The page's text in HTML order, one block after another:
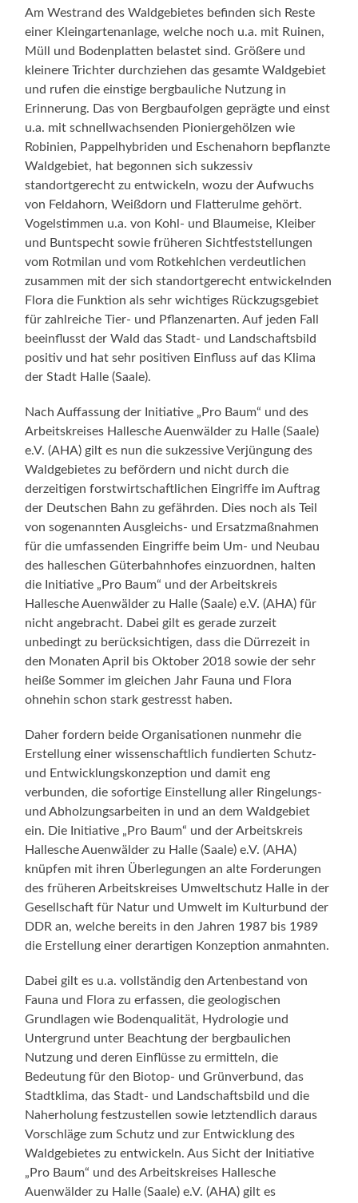
Am Westrand des Waldgebietes befinden sich Reste
einer Kleingartenanlage, welche noch u.a. mit Ruinen,
Müll und Bodenplatten belastet sind. Größere und
kleinere Trichter durchziehen das gesamte Waldgebiet
und rufen die einstige bergbauliche Nutzung in
Erinnerung. Das von Bergbaufolgen geprägte und einst
u.a. mit schnellwachsenden Pioniergehölzen wie
Robinien, Pappelhybriden und Eschenahorn bepflanzte
Waldgebiet, hat begonnen sich sukzessiv
standortgerecht zu entwickeln, wozu der Aufwuchs
von Feldahorn, Weißdorn und Flatterulme gehört.
Vogelstimmen u.a. von Kohl- und Blaumeise, Kleiber
und Buntspecht sowie früheren Sichtfeststellungen
vom Rotmilan und vom Rotkehlchen verdeutlichen
zusammen mit der sich standortgerecht entwickelnden
Flora die Funktion als sehr wichtiges Rückzugsgebiet
für zahlreiche Tier- und Pflanzenarten. Auf jeden Fall
beeinflusst der Wald das Stadt- und Landschaftsbild
positiv und hat sehr positiven Einfluss auf das Klima
der Stadt Halle (Saale).
Nach Auffassung der Initiative „Pro Baum“ und des
Arbeitskreises Hallesche Auenwälder zu Halle (Saale)
e.V. (AHA) gilt es nun die sukzessive Verjüngung des
Waldgebietes zu befördern und nicht durch die
derzeitigen forstwirtschaftlichen Eingriffe im Auftrag
der Deutschen Bahn zu gefährden. Dies noch als Teil
von sogenannten Ausgleichs- und Ersatzmaßnahmen
für die umfassenden Eingriffe beim Um- und Neubau
des halleschen Güterbahnhofes einzuordnen, halten
die Initiative „Pro Baum“ und der Arbeitskreis
Hallesche Auenwälder zu Halle (Saale) e.V. (AHA) für
nicht angebracht. Dabei gilt es gerade zurzeit
unbedingt zu berücksichtigen, dass die Dürrezeit in
den Monaten April bis Oktober 2018 sowie der sehr
heiße Sommer im gleichen Jahr Fauna und Flora
ohnehin schon stark gestresst haben.
Daher fordern beide Organisationen nunmehr die
Erstellung einer wissenschaftlich fundierten Schutz-
und Entwicklungskonzeption und damit eng
verbunden, die sofortige Einstellung aller Ringelungs-
und Abholzungsarbeiten in und an dem Waldgebiet
ein. Die Initiative „Pro Baum“ und der Arbeitskreis
Hallesche Auenwälder zu Halle (Saale) e.V. (AHA)
knüpfen mit ihren Überlegungen an alte Forderungen
des früheren Arbeitskreises Umweltschutz Halle in der
Gesellschaft für Natur und Umwelt im Kulturbund der
DDR an, welche bereits in den Jahren 1987 bis 1989
die Erstellung einer derartigen Konzeption anmahnten.
Dabei gilt es u.a. vollständig den Artenbestand von
Fauna und Flora zu erfassen, die geologischen
Grundlagen wie Bodenqualität, Hydrologie und
Untergrund unter Beachtung der bergbaulichen
Nutzung und deren Einflüsse zu ermitteln, die
Bedeutung für den Biotop- und Grünverbund, das
Stadtklima, das Stadt- und Landschaftsbild und die
Naherholung festzustellen sowie letztendlich daraus
Vorschläge zum Schutz und zur Entwicklung des
Waldgebietes zu entwickeln. Aus Sicht der Initiative
„Pro Baum“ und des Arbeitskreises Hallesche
Auenwälder zu Halle (Saale) e.V. (AHA) gilt es